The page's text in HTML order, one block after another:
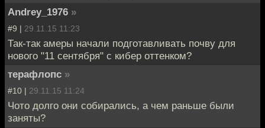
Andrey_1976 »
#9 | 29.11.15 11:23
Так-так амеры начали подготавливать почву для
нового "11 сентября" с кибер оттенком?
терафлопс »
#10 | 29.11.15 11:24
Чото долго они собирались, а чем раньше были
заняты?